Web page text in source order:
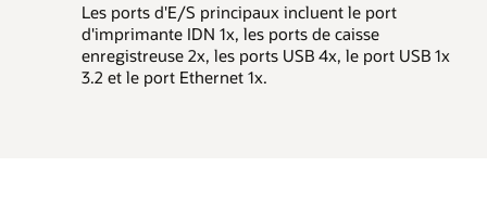
Les ports d'E/S principaux incluent le port
d'imprimante IDN 1x, les ports de caisse
enregistreuse 2x, les ports USB 4x, le port USB 1x
3.2 et le port Ethernet 1x.